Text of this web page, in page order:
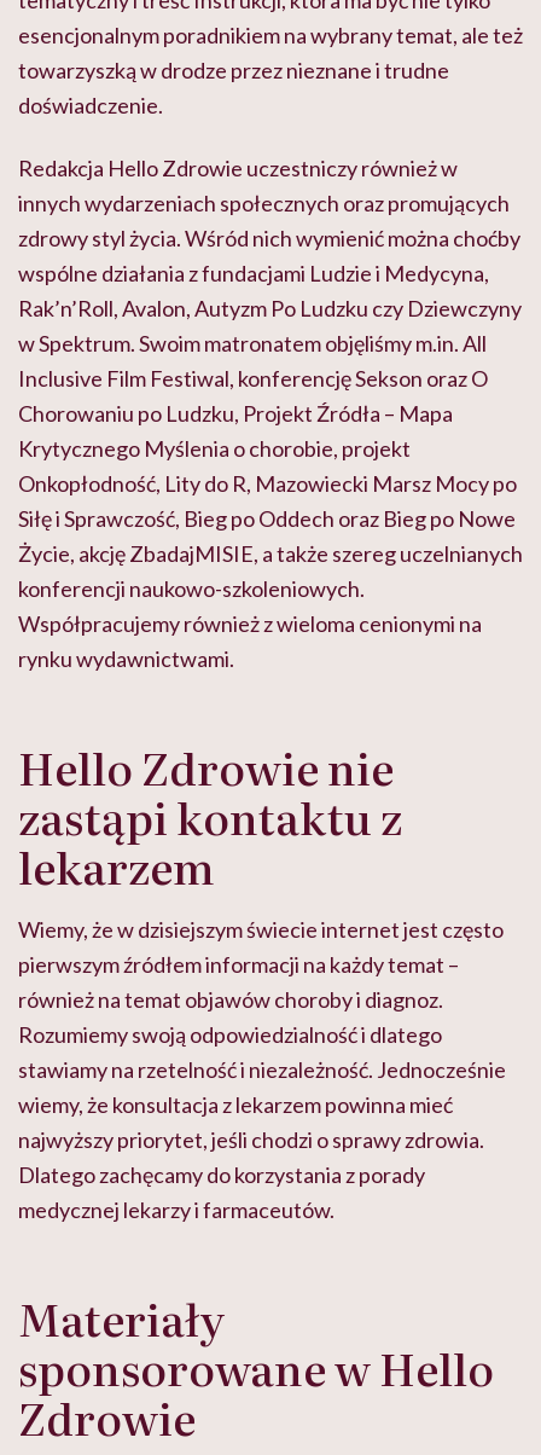
esencjonalnym poradnikiem na wybrany temat, ale też
towarzyszką w drodze przez nieznane i trudne
doświadczenie.
Redakcja Hello Zdrowie uczestniczy również w
innych wydarzeniach społecznych oraz promujących
zdrowy styl życia. Wśród nich wymienić można choćby
wspólne działania z fundacjami Ludzie i Medycyna,
Rak’n’Roll, Avalon, Autyzm Po Ludzku czy Dziewczyny
w Spektrum. Swoim matronatem objęliśmy m.in. All
Inclusive Film Festiwal, konferencję Sekson oraz O
Chorowaniu po Ludzku, Projekt Źródła – Mapa
Krytycznego Myślenia o chorobie, projekt
Onkopłodność, Lity do R, Mazowiecki Marsz Mocy po
Siłę i Sprawczość, Bieg po Oddech oraz Bieg po Nowe
Życie, akcję ZbadajMISIE, a także szereg uczelnianych
konferencji naukowo-szkoleniowych.
Współpracujemy również z wieloma cenionymi na
rynku wydawnictwami.
Hello Zdrowie nie
zastąpi kontaktu z
lekarzem
Wiemy, że w dzisiejszym świecie internet jest często
pierwszym źródłem informacji na każdy temat –
również na temat objawów choroby i diagnoz.
Rozumiemy swoją odpowiedzialność i dlatego
stawiamy na rzetelność i niezależność. Jednocześnie
wiemy, że konsultacja z lekarzem powinna mieć
najwyższy priorytet, jeśli chodzi o sprawy zdrowia.
Dlatego zachęcamy do korzystania z porady
medycznej lekarzy i farmaceutów.
Materiały
sponsorowane w Hello
Zdrowie